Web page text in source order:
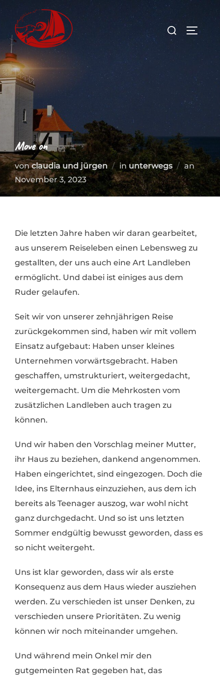
Inhalt
springen
Suchen
nach:
Move on
vonclaudia und jürgen in unterwegs an
am
November 3, 2023
Die letzten Jahre haben wir daran gearbeitet,
aus unserem Reiseleben einen Lebensweg zu
gestallten, der uns auch eine Art Landleben
ermöglicht. Und dabei ist einiges aus dem
Ruder gelaufen.
Seit wir von unserer zehnjährigen Reise
zurückgekommen sind, haben wir mit vollem
Einsatz aufgebaut: Haben unser kleines
Unternehmen vorwärtsgebracht. Haben
geschaffen, umstrukturiert, weitergedacht,
weitergemacht. Um die Mehrkosten vom
zusätzlichen Landleben auch tragen zu
können.
Und wir haben den Vorschlag meiner Mutter,
ihr Haus zu beziehen, dankend angenommen.
Haben eingerichtet, sind eingezogen. Doch die
Idee, ins Elternhaus einzuziehen, aus dem ich
bereits als Teenager auszog, war wohl nicht
ganz durchgedacht. Und so ist uns letzten
Sommer endgültig bewusst geworden, dass es
so nicht weitergeht.
Uns ist klar geworden, dass wir als erste
Konsequenz aus dem Haus wieder ausziehen
werden. Zu verschieden ist unser Denken, zu
verschieden unsere Prioritäten. Zu wenig
können wir noch miteinander umgehen.
Und während mein Onkel mir den
gutgemeinten Rat gegeben hat, das